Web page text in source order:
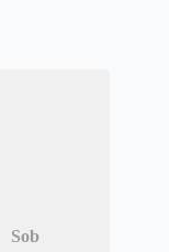
Sob